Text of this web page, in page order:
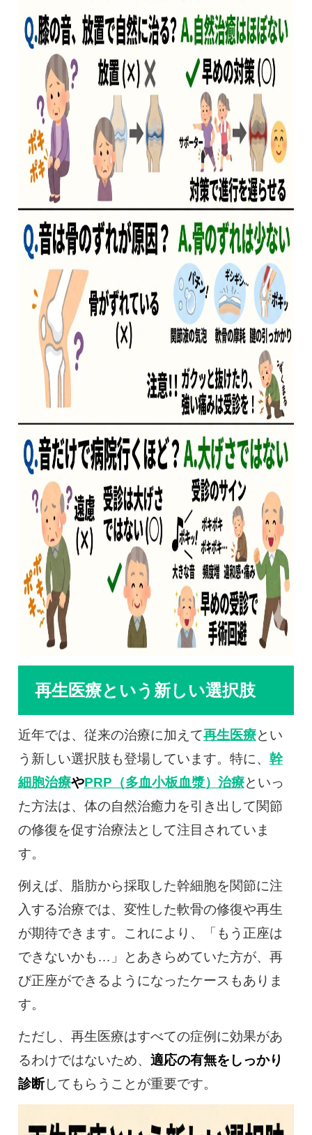
再生医療という新しい選択肢
近年では、従来の治療に加えて再生医療とい
う新しい選択肢も登場しています。特に、 幹
細胞治療やPRP（多血小板血漿）治療といっ
た方法は、体の自然治癒力を引き出して関節
の修復を促す治療法として注目されていま
す。
例えば、脂肪から採取した幹細胞を関節に注
入する治療では、変性した軟骨の修復や再生
が期待できます。これにより、「もう正座は
できないかも…」とあきらめていた方が、再
び正座ができるようになったケースもありま
す。
ただし、再生医療はすべての症例に効果があ
るわけではないため、 適応の有無をしっかり
診断してもらうことが重要です。